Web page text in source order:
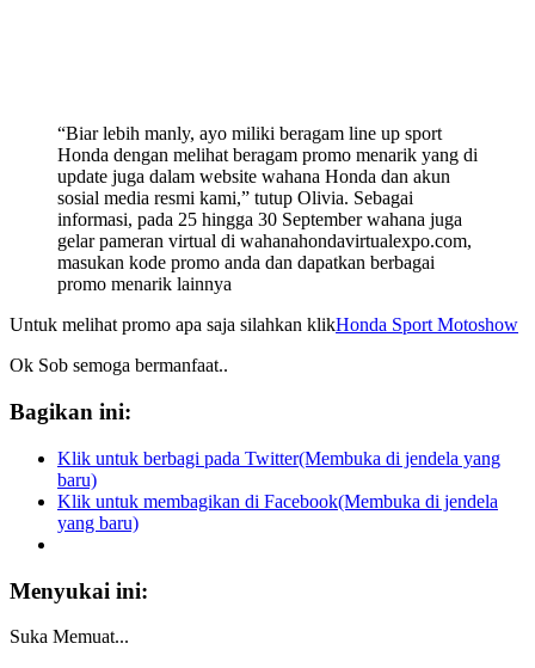
“Biar lebih manly, ayo miliki beragam line up sport
Honda dengan melihat beragam promo menarik yang di
update juga dalam website wahana Honda dan akun
sosial media resmi kami,” tutup Olivia. Sebagai
informasi, pada 25 hingga 30 September wahana juga
gelar pameran virtual di wahanahondavirtualexpo.com,
masukan kode promo anda dan dapatkan berbagai
promo menarik lainnya
Untuk melihat promo apa saja silahkan klikHonda Sport Motoshow
Ok Sob semoga bermanfaat..
Bagikan ini:
Klik untuk berbagi pada Twitter(Membuka di jendela yang
baru)
Klik untuk membagikan di Facebook(Membuka di jendela
yang baru)
Menyukai ini:
Suka Memuat...